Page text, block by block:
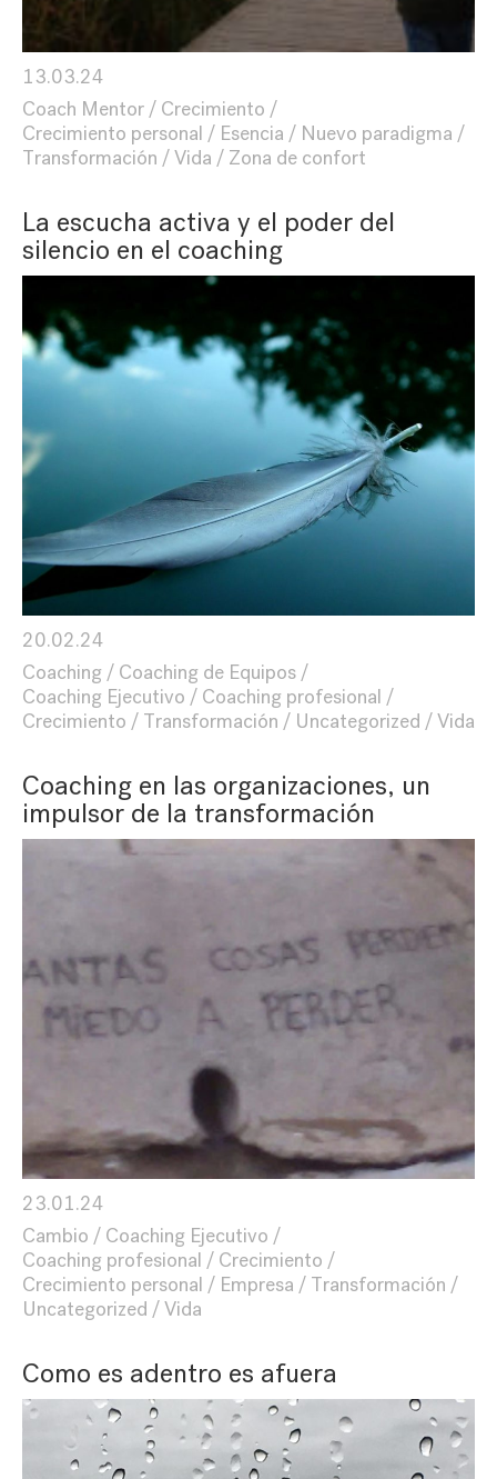
13.03.24
Coach Mentor
Crecimiento
Crecimiento personal
Esencia
Nuevo paradigma
Transformación
Vida Zona de confort
La escucha activa y el poder del
silencio en el coaching
20.02.24
Coaching
Coaching de Equipos
Coaching Ejecutivo
Coaching profesional
Crecimiento
Transformación Uncategorized Vida
Coaching en las organizaciones, un
impulsor de la transformación
23.01.24
Cambio
Coaching Ejecutivo
Coaching profesional
Crecimiento
Crecimiento personal
Empresa
Transformación
Uncategorized
Vida
Como es adentro es afuera